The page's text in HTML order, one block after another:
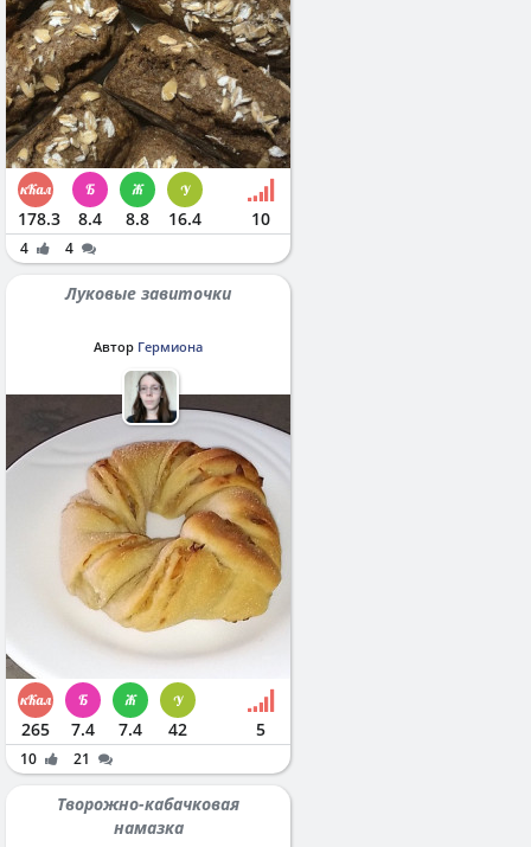
178.3 8.4 8.8 16.4 10
4 4
Луковые завиточки
Автор Гермиона
265 7.4 7.4 42 5
10 21
Творожно-кабачковая
намазка